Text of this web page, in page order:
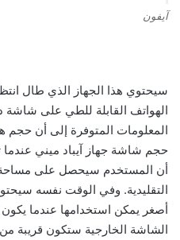
آيفون
سيحتوي هذا الجهاز الذي طال
الهواتف القابلة للطي على شاشة
المعلومات المتوفرة إلى أن
حجم شاشة جهاز آيباد ميني
أن المستخدم سيحصل على مساحة
التقليدية. وفي الوقت نفسه
أصغر يمكن استخدامها عندما
الشاشة الخارجية ستكون قريبة